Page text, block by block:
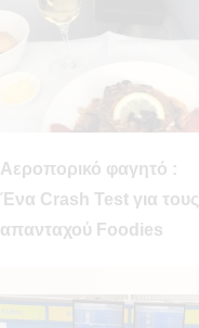
Αεροπορικό φαγητό :
Ένα Crash Test για τους
απανταχού Foodies